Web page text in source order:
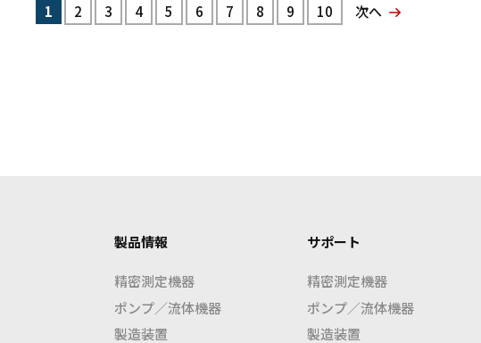
1 2 3 4 5 6 7 8 9 10 次へ
製品情報
精密測定機器
ポンプ／流体機器
製造装置
サポート
精密測定機器
ポンプ／流体機器
製造装置